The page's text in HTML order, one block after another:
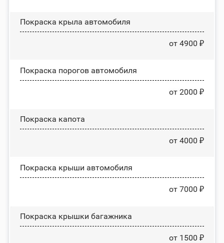
Покраска крыла автомобиля
от 4900 ₽
Покраска порогов автомобиля
от 2000 ₽
Покраска капота
от 4000 ₽
Покраска крыши автомобиля
от 7000 ₽
Покраска крышки багажника
от 1500 ₽